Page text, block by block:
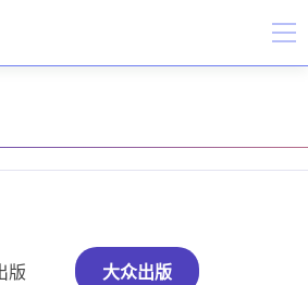
版 大众出版